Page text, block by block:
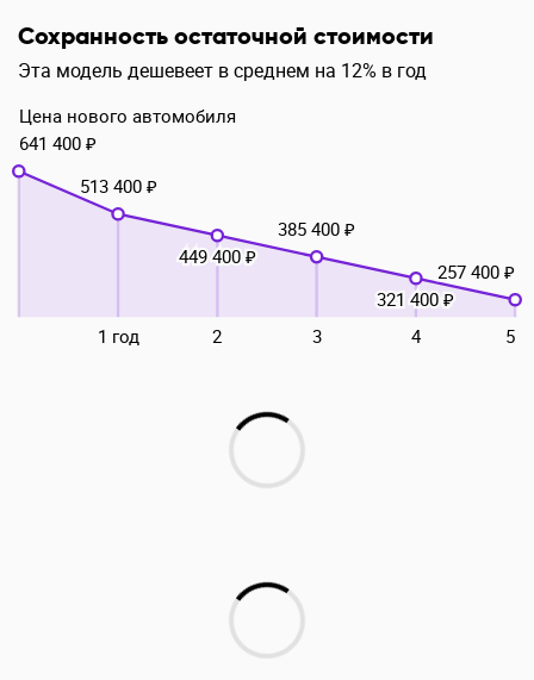
Сохранность остаточной стоимости
Эта модель дешевеет в среднем на 12% в год
1 год 2 3 4 5
Цена нового автомобиля
641 400 ₽
513 400 ₽
449 400 ₽
385 400 ₽
321 400 ₽
257 400 ₽